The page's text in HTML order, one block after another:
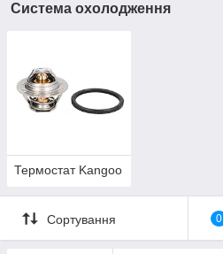
Система охолодження
Термостат Kangoo
Сортування 0